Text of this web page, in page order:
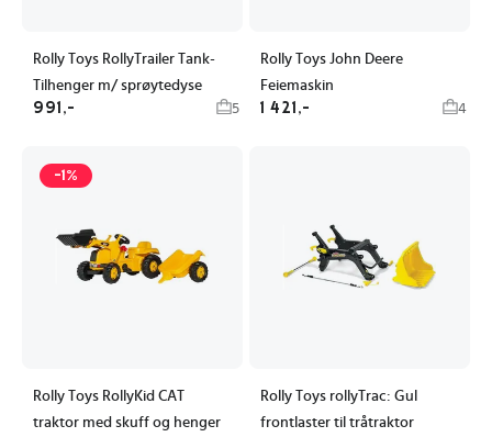
Rolly Toys RollyTrailer Tank-
Tilhenger m/ sprøytedyse
991,- 5
Rolly Toys John Deere
Feiemaskin
1 421,- 4
-1%
Rolly Toys RollyKid CAT
traktor med skuff og henger
Rolly Toys rollyTrac: Gul
frontlaster til tråtraktor